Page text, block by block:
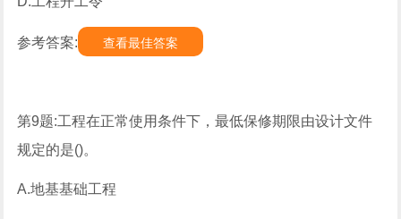
参考答案: 查看最佳答案
第9题:工程在正常使用条件下，最低保修期限由设计文件
规定的是()。
A.地基基础工程